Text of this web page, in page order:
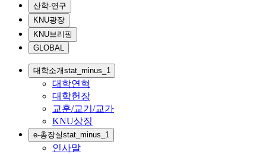
산학·연구
KNU광장
KNU브리핑
GLOBAL
대학소개stat_minus_1
대학연혁
대학헌장
교훈/교기/교가
KNU상징
e-총장실stat_minus_1
인사말